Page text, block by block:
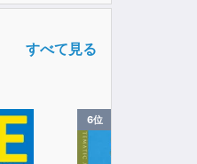
すべて見る
6位